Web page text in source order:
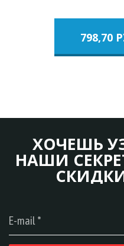
798,70
ХОЧЕШЬ
НАШИ